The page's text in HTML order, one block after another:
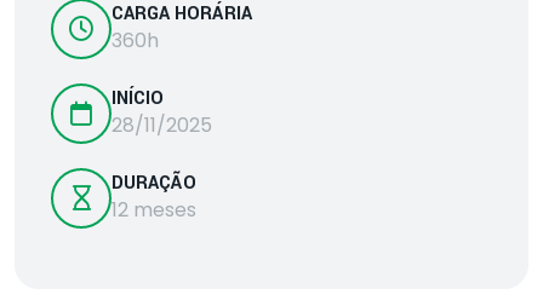
CARGA HORÁRIA
360h
INÍCIO
28/11/2025
DURAÇÃO
12 meses